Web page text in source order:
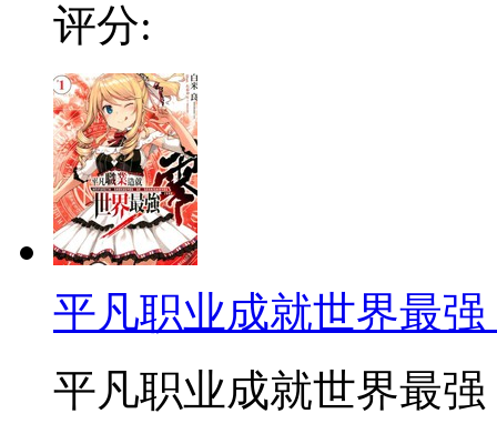
评分:
平凡职业成就世界最强
平凡职业成就世界最